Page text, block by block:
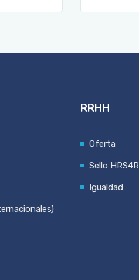
RRHH
Oferta
Sello HRS4R
Igualdad